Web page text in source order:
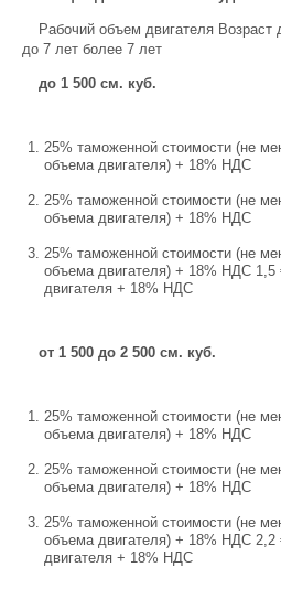
Рабочий объем двигателя Возраст
до 7 лет более 7 лет
до 1 500 см. куб.
25% таможенной стоимости (не
объема двигателя) + 18% НДС
25% таможенной стоимости (не
объема двигателя) + 18% НДС
25% таможенной стоимости (не
объема двигателя) + 18% НДС 1,5
двигателя + 18% НДС
от 1 500 до 2 500 см. куб.
25% таможенной стоимости (не
объема двигателя) + 18% НДС
25% таможенной стоимости (не
объема двигателя) + 18% НДС
25% таможенной стоимости (не
объема двигателя) + 18% НДС 2,2
двигателя + 18% НДС